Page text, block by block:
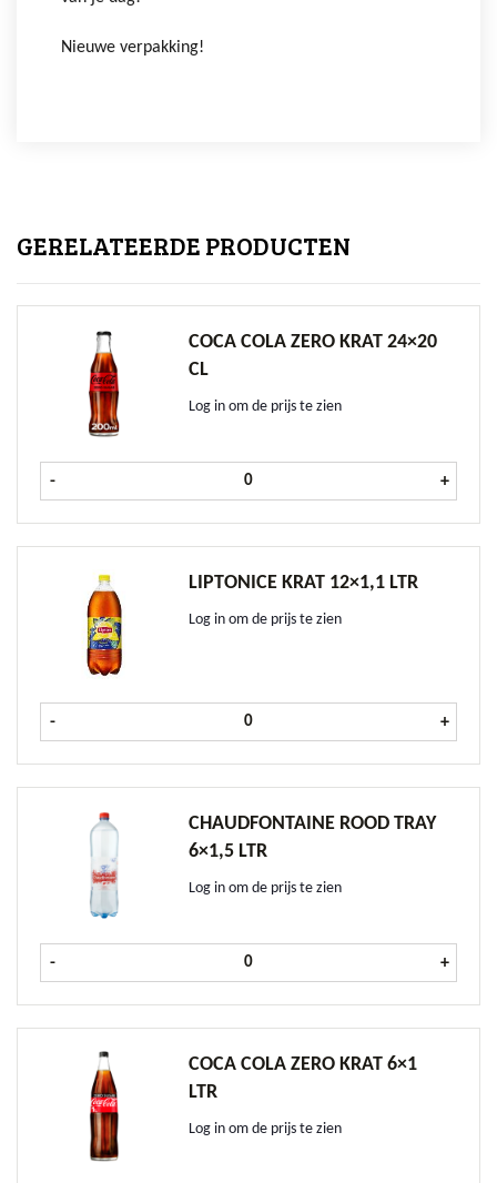
Nieuwe verpakking!
GERELATEERDE PRODUCTEN
COCA COLA ZERO KRAT 24×20
CL
Log in om de prijs te zien
- Coca Cola Zero krat 24x20 cl aantal
+
LIPTONICE KRAT 12×1,1 LTR
Log in om de prijs te zien
- Liptonice krat 12x1,1 ltr aantal
+
CHAUDFONTAINE ROOD TRAY
6×1,5 LTR
Log in om de prijs te zien
- Chaudfontaine Rood tray 6x1,5 ltr
+
COCA COLA ZERO KRAT 6×1
LTR
Log in om de prijs te zien